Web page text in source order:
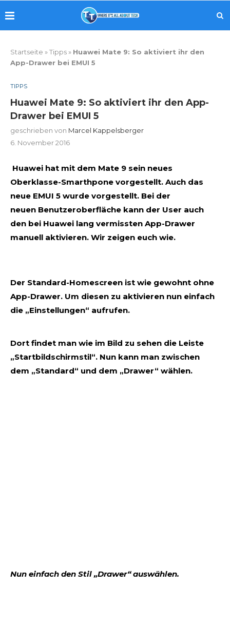
Startseite »Tipps » Huawei Mate 9: So aktiviert ihr den
App-Drawer bei EMUI 5
TIPPS
Huawei Mate 9: So aktiviert ihr den App-
Drawer bei EMUI 5
geschrieben von Marcel Kappelsberger
6. November 2016
Huawei hat mit dem Mate 9 sein neues
Oberklasse-Smarthpone vorgestellt. Auch das
neue EMUI 5 wurde vorgestellt. Bei der
neuen Benutzeroberfläche kann der User auch
den bei Huawei lang vermissten App-Drawer
manuell aktivieren. Wir zeigen euch wie.
Der Standard-Homescreen ist wie gewohnt ohne
App-Drawer. Um diesen zu aktivieren nun einfach
die „Einstellungen“ aufrufen.
Dort findet man wie im Bild zu sehen die Leiste
„Startbildschirmstil“. Nun kann man zwischen
dem „Standard“ und dem „Drawer“ wählen.
Nun einfach den Stil „Drawer“ auswählen.